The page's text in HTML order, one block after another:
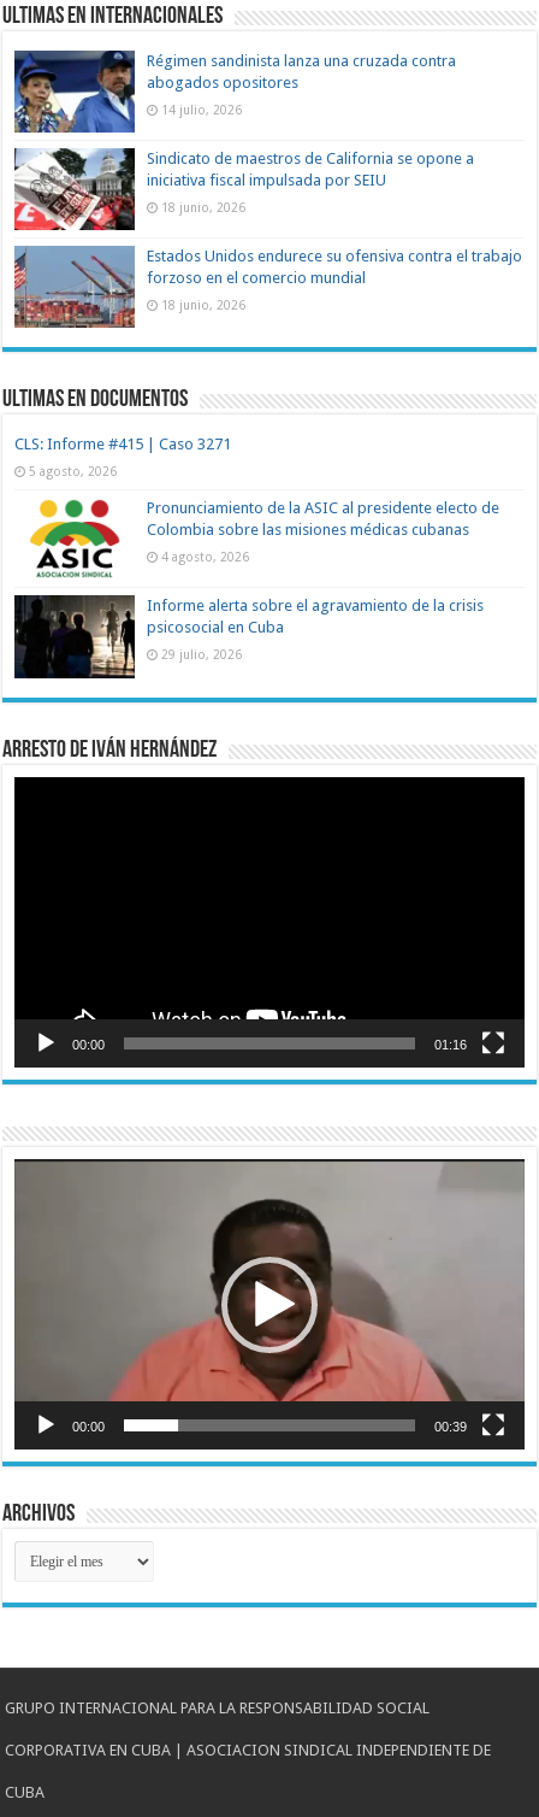
Ultimas en Internacionales
Régimen sandinista lanza una cruzada contra
abogados opositores
14 julio, 2026
Sindicato de maestros de California se opone a
iniciativa fiscal impulsada por SEIU
18 junio, 2026
Estados Unidos endurece su ofensiva contra el trabajo
forzoso en el comercio mundial
18 junio, 2026
Ultimas en documentos
CLS: Informe #415 | Caso 3271
5 agosto, 2026
Pronunciamiento de la ASIC al presidente electo de
Colombia sobre las misiones médicas cubanas
4 agosto, 2026
Informe alerta sobre el agravamiento de la crisis
psicosocial en Cuba
29 julio, 2026
Arresto de Iván Hernández
00:00 01:16
Reproductor
00:00 00:39
Archivos
Archivos
GRUPO INTERNACIONAL PARA LA RESPONSABILIDAD SOCIAL
CORPORATIVA EN CUBA | ASOCIACION SINDICAL INDEPENDIENTE DE
CUBA